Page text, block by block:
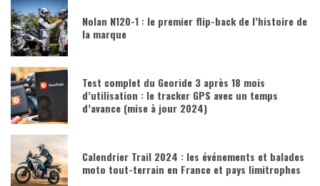
Nolan N120-1 : le premier flip-back de l’histoire de
la marque
Test complet du Georide 3 après 18 mois
d’utilisation : le tracker GPS avec un temps
d’avance (mise à jour 2024)
Calendrier Trail 2024 : les événements et balades
moto tout-terrain en France et pays limitrophes